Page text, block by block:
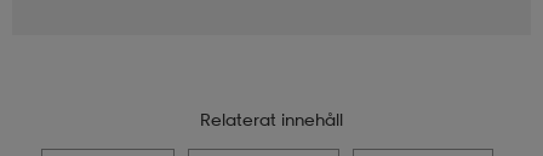
Relaterat innehåll